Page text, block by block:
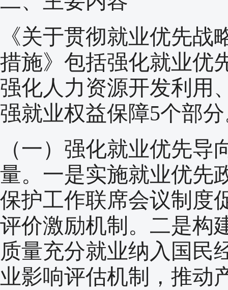
《关于贯彻就业优先
措施》包括强化就业优
强化人力资源开发利用
强就业权益保障5个部
（一）强化就业优先
量。一是实施就业优先
保护工作联席会议制度
评价激励机制。二是构
质量充分就业纳入国民
业影响评估机制，推动